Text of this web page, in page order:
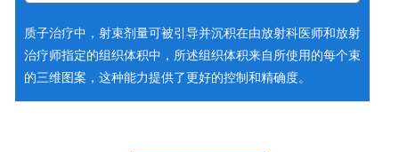
质子治疗中，射束剂量可被引导并沉积在由放射科医师和放射
治疗师指定的组织体积中，所述组织体积来自所使用的每个束
的三维图案，这种能力提供了更好的控制和精确度。